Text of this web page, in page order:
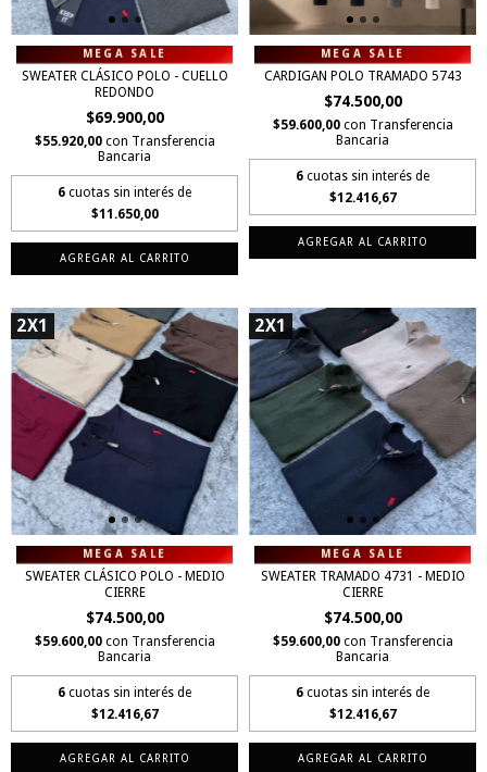
SWEATER CLÁSICO POLO - CUELLO
REDONDO
$69.900,00
$55.920,00 con Transferencia
Bancaria
6 cuotas sin interés de
$11.650,00
AGREGAR AL CARRITO
CARDIGAN POLO TRAMADO 5743
$74.500,00
$59.600,00 con Transferencia
Bancaria
6 cuotas sin interés de
$12.416,67
AGREGAR AL CARRITO
2X1
SWEATER CLÁSICO POLO - MEDIO
CIERRE
$74.500,00
$59.600,00 con Transferencia
Bancaria
6 cuotas sin interés de
$12.416,67
AGREGAR AL CARRITO
2X1
SWEATER TRAMADO 4731 - MEDIO
CIERRE
$74.500,00
$59.600,00 con Transferencia
Bancaria
6 cuotas sin interés de
$12.416,67
AGREGAR AL CARRITO